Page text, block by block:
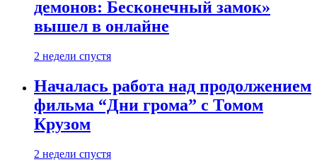
демонов: Бесконечный замок»
вышел в онлайне
2 недели спустя
Началась работа над продолжением
фильма “Дни грома” с Томом
Крузом
2 недели спустя